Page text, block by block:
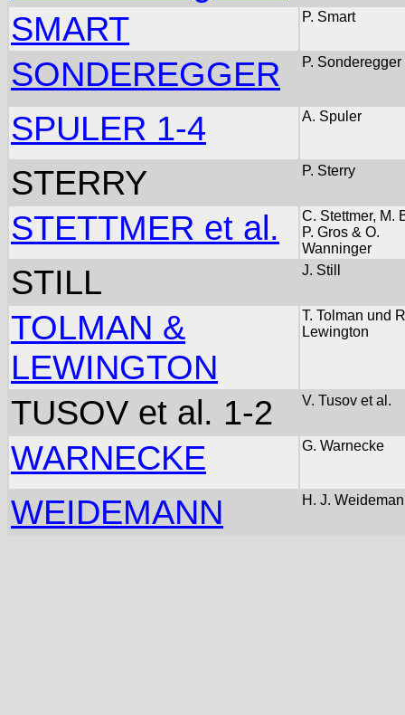
SMART P. Smart
SONDEREGGER P. Sonderegger
SPULER 1-4 A. Spuler
STERRY P. Sterry
STETTMER et al.
C. Stettmer, M.
P. Gros & O.
Wanninger
STILL J. Still
TOLMAN &
LEWINGTON
T. Tolman und
Lewington
TUSOV et al. 1-2 V. Tusov et al.
WARNECKE G. Warnecke
WEIDEMANN H. J.